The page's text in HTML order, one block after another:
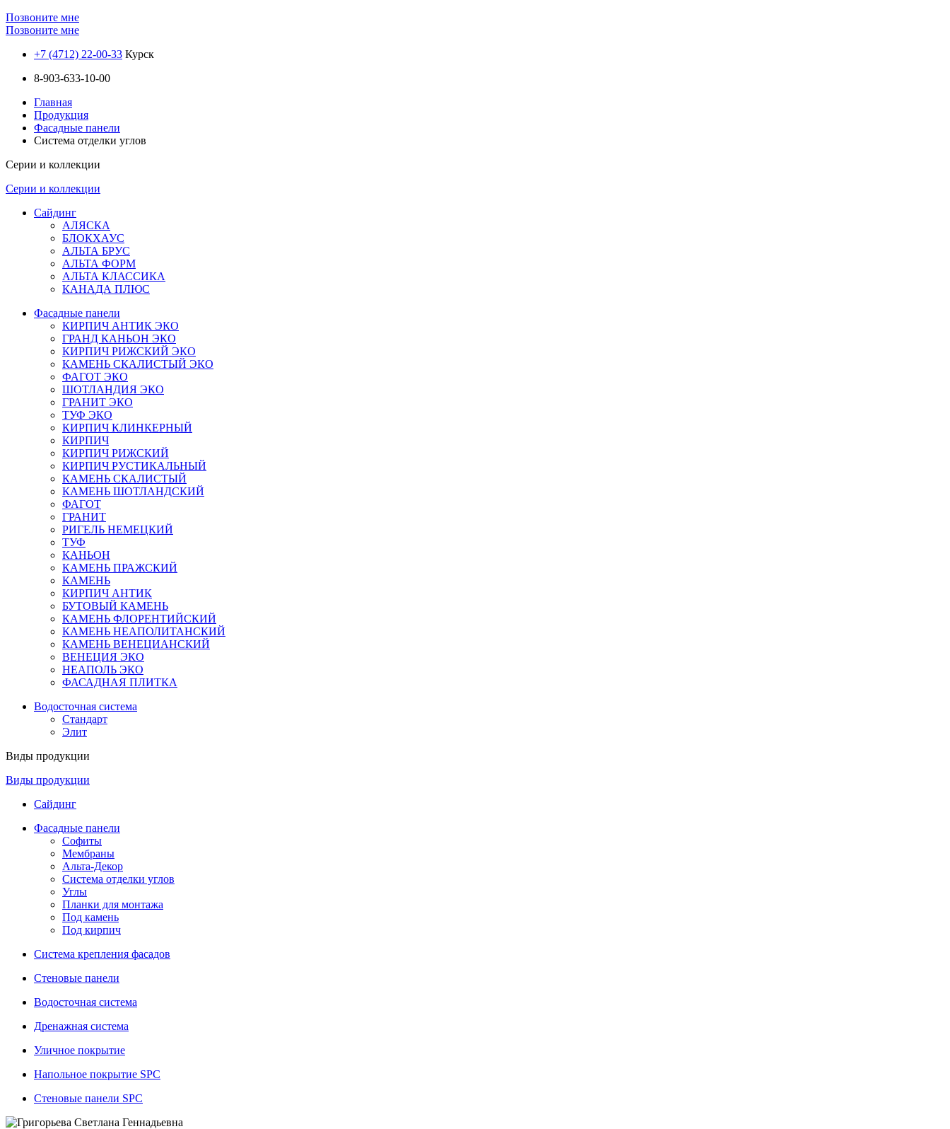
Позвоните мне
Позвоните мне
+7 (4712) 22-00-33 Курск
8-903-633-10-00
Главная
Продукция
Фасадные панели
Система отделки углов
Серии и коллекции
Серии и коллекции
Сайдинг
АЛЯСКА
БЛОКХАУС
АЛЬТА БРУС
АЛЬТА ФОРМ
АЛЬТА КЛАССИКА
КАНАДА ПЛЮС
Фасадные панели
КИРПИЧ АНТИК ЭКО
ГРАНД КАНЬОН ЭКО
КИРПИЧ РИЖСКИЙ ЭКО
КАМЕНЬ СКАЛИСТЫЙ ЭКО
ФАГОТ ЭКО
ШОТЛАНДИЯ ЭКО
ГРАНИТ ЭКО
ТУФ ЭКО
КИРПИЧ КЛИНКЕРНЫЙ
КИРПИЧ
КИРПИЧ РИЖСКИЙ
КИРПИЧ РУСТИКАЛЬНЫЙ
КАМЕНЬ СКАЛИСТЫЙ
КАМЕНЬ ШОТЛАНДСКИЙ
ФАГОТ
ГРАНИТ
РИГЕЛЬ НЕМЕЦКИЙ
ТУФ
КАНЬОН
КАМЕНЬ ПРАЖСКИЙ
КАМЕНЬ
КИРПИЧ АНТИК
БУТОВЫЙ КАМЕНЬ
КАМЕНЬ ФЛОРЕНТИЙСКИЙ
КАМЕНЬ НЕАПОЛИТАНСКИЙ
КАМЕНЬ ВЕНЕЦИАНСКИЙ
ВЕНЕЦИЯ ЭКО
НЕАПОЛЬ ЭКО
ФАСАДНАЯ ПЛИТКА
Водосточная система
Стандарт
Элит
Виды продукции
Виды продукции
Сайдинг
Фасадные панели
Софиты
Мембраны
Альта-Декор
Система отделки углов
Углы
Планки для монтажа
Под камень
Под кирпич
Система крепления фасадов
Стеновые панели
Водосточная система
Дренажная система
Уличное покрытие
Напольное покрытие SPC
Стеновые панели SPC